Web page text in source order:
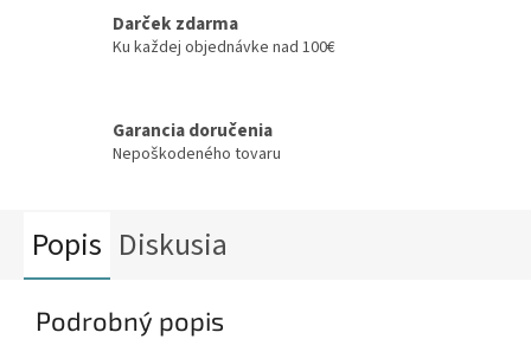
Darček zdarma
Ku každej objednávke nad 100€
Garancia doručenia
Nepoškodeného tovaru
Popis Diskusia
Podrobný popis